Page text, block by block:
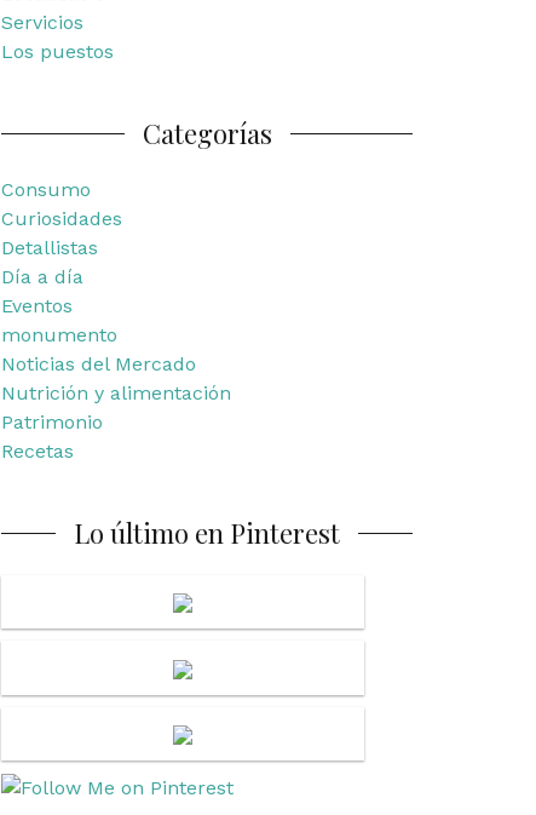
Servicios
Los puestos
Categorías
Consumo
Curiosidades
Detallistas
Día a día
Eventos
monumento
Noticias del Mercado
Nutrición y alimentación
Patrimonio
Recetas
Lo último en Pinterest